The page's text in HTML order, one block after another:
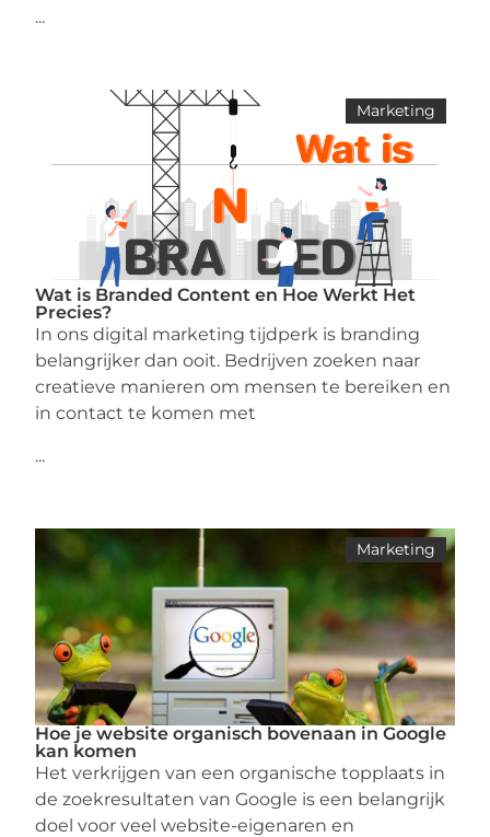
...
Marketing
Wat is Branded Content en Hoe Werkt Het
Precies?
In ons digital marketing tijdperk is branding
belangrijker dan ooit. Bedrijven zoeken naar
creatieve manieren om mensen te bereiken en
in contact te komen met
...
Marketing
Hoe je website organisch bovenaan in Google
kan komen
Het verkrijgen van een organische topplaats in
de zoekresultaten van Google is een belangrijk
doel voor veel website-eigenaren en